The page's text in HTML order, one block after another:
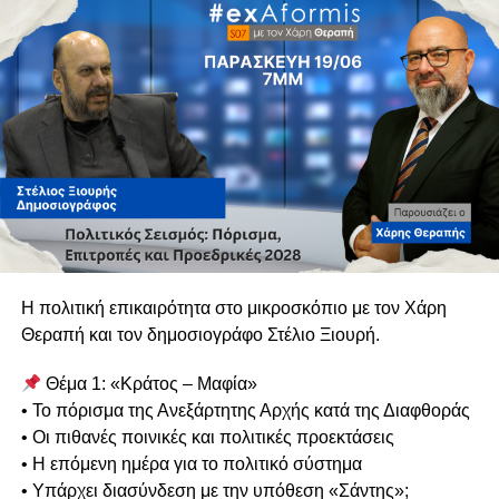
στην άνοδο της ακροδεξιάς και τις απειλές για τη
δημοκρατία μέσω νέων τεχνολογιών
και, κυρίως, στο τι μπορούν — και τι οφείλουν —
να κάνουν μικρές χώρες όπως η Κύπρος και η
Ελλάδα σε έναν κόσμο που έχει ανατραπεί.
Ένα επεισόδιο για την πολιτική ενηλικίωση της Ευρώπης,
τη σημασία της θεσμικής ευθύνης και την ανάγκη οι
ευρωπαϊκές κοινωνίες να «ξυπνήσουν» πριν οι
αποφάσεις λαμβάνονται ερήμην τους.
Μια συζήτηση ουσίας — για το σήμερα της Ευρώπης και
το δύσκολο αύριο που διαμορφώνεται μπροστά μας.
Σάββατο 07/02 | 18:00
Πολιτική, με επιχειρήματα και γνώση.
Η πολιτική επικαιρότητα στο μικροσκόπιο με τον Χάρη
Θεραπή και τον δημοσιογράφο Στέλιο Ξιουρή.
Θέμα 1: «Κράτος – Μαφία»
• Το πόρισμα της Ανεξάρτητης Αρχής κατά της Διαφθοράς
• Οι πιθανές ποινικές και πολιτικές προεκτάσεις
• Η επόμενη ημέρα για το πολιτικό σύστημα
• Υπάρχει διασύνδεση με την υπόθεση «Σάντης»;